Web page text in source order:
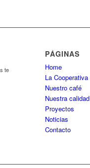
te
PÁGINAS
Home
La Cooperativa
Nuestro café
Nuestra calidad
Proyectos
Noticias
Contacto